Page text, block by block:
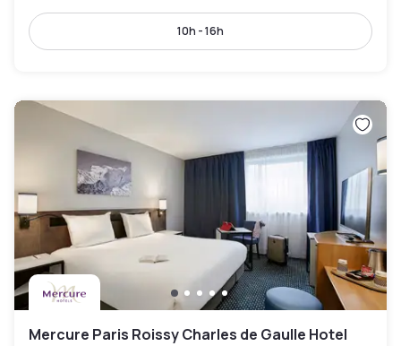
10h - 16h
Mercure Paris Roissy Charles de Gaulle Hotel